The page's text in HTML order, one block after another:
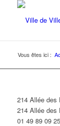
Vous êtes ici :
214 Allée des
214 Allée des
01 49 89 09 25